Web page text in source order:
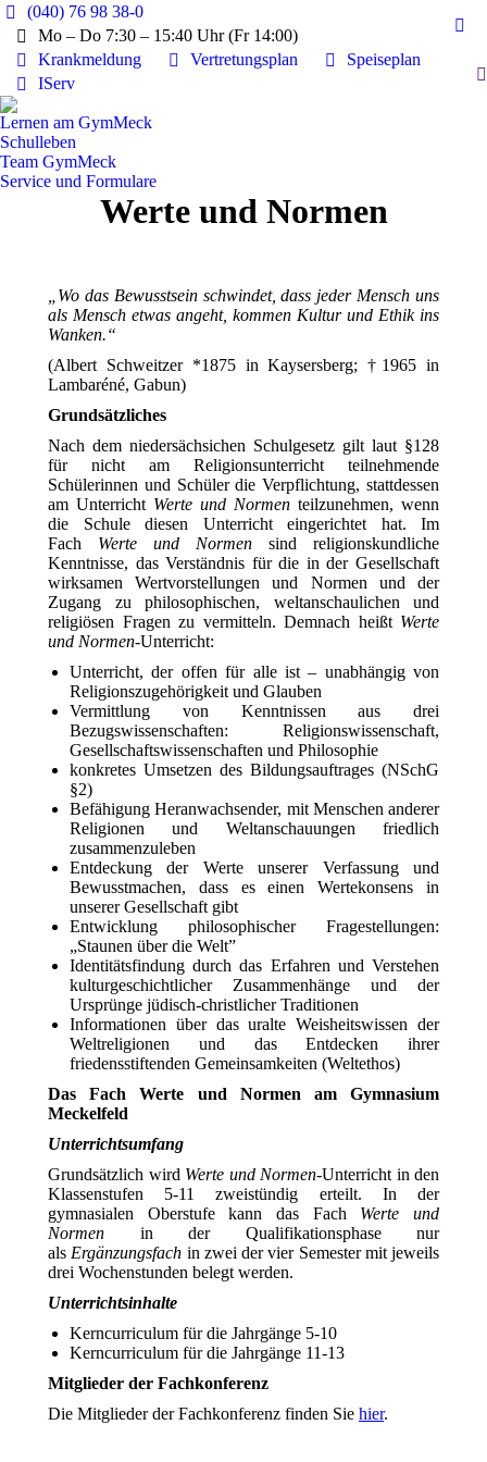
(040) 76 98 38-0
Mo – Do 7:30 – 15:40 Uhr (Fr 14:00)
Krankmeldung
Vertretungsplan
Speiseplan
IServ
Lernen am GymMeck
Schulleben
Team GymMeck
Service und Formulare
Werte und Normen
„Wo das Bewusstsein schwindet, dass jeder Mensch uns
als Mensch etwas angeht, kommen Kultur und Ethik ins
Wanken.“
(Albert Schweitzer *1875 in Kaysersberg; †1965 in
Lambaréné, Gabun)
Grundsätzliches
Nach dem niedersächsichen Schulgesetz gilt laut §128
für nicht am Religionsunterricht teilnehmende
Schülerinnen und Schüler die Verpflichtung, stattdessen
am Unterricht Werte und Normen teilzunehmen, wenn
die Schule diesen Unterricht eingerichtet hat. Im
Fach Werte und Normen sind religionskundliche
Kenntnisse, das Verständnis für die in der Gesellschaft
wirksamen Wertvorstellungen und Normen und der
Zugang zu philosophischen, weltanschaulichen und
religiösen Fragen zu vermitteln. Demnach heißt Werte
und Normen-Unterricht:
Unterricht, der offen für alle ist – unabhängig von
Religionszugehörigkeit und Glauben
Vermittlung von Kenntnissen aus drei
Bezugswissenschaften: Religionswissenschaft,
Gesellschaftswissenschaften und Philosophie
konkretes Umsetzen des Bildungsauftrages (NSchG
§2)
Befähigung Heranwachsender, mit Menschen anderer
Religionen und Weltanschauungen friedlich
zusammenzuleben
Entdeckung der Werte unserer Verfassung und
Bewusstmachen, dass es einen Wertekonsens in
unserer Gesellschaft gibt
Entwicklung philosophischer Fragestellungen:
„Staunen über die Welt”
Identitätsfindung durch das Erfahren und Verstehen
kulturgeschichtlicher Zusammenhänge und der
Ursprünge jüdisch-christlicher Traditionen
Informationen über das uralte Weisheitswissen der
Weltreligionen und das Entdecken ihrer
friedensstiftenden Gemeinsamkeiten (Weltethos)
Das Fach Werte und Normen am Gymnasium
Meckelfeld
Unterrichtsumfang
Grundsätzlich wird Werte und Normen-Unterricht in den
Klassenstufen 5-11 zweistündig erteilt. In der
gymnasialen Oberstufe kann das Fach Werte und
Normen in der Qualifikationsphase nur
als Ergänzungsfach in zwei der vier Semester mit jeweils
drei Wochenstunden belegt werden.
Unterrichtsinhalte
Kerncurriculum für die Jahrgänge 5-10
Kerncurriculum für die Jahrgänge 11-13
Mitglieder der Fachkonferenz
Die Mitglieder der Fachkonferenz finden Sie hier.